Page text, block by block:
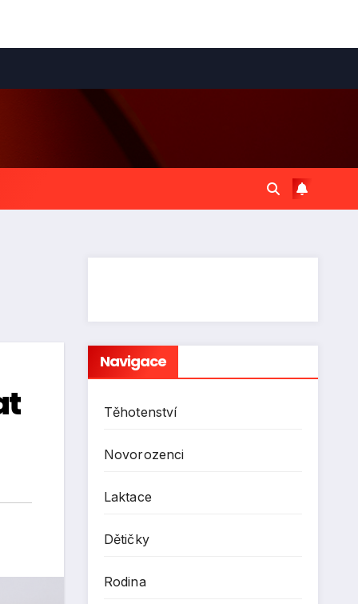
Navigace
Těhotenství
Novorozenci
Laktace
Dětičky
Rodina